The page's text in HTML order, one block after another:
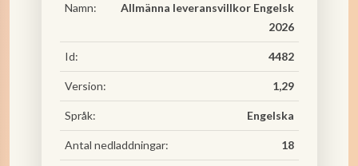
Namn:
Allmänna leveransvillkor Engelsk
2026
Id: 4482
Version: 1,29
Språk: Engelska
Antal nedladdningar: 18